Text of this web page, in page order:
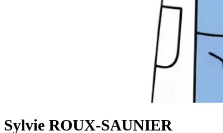
Sylvie ROUX-SAUNIER